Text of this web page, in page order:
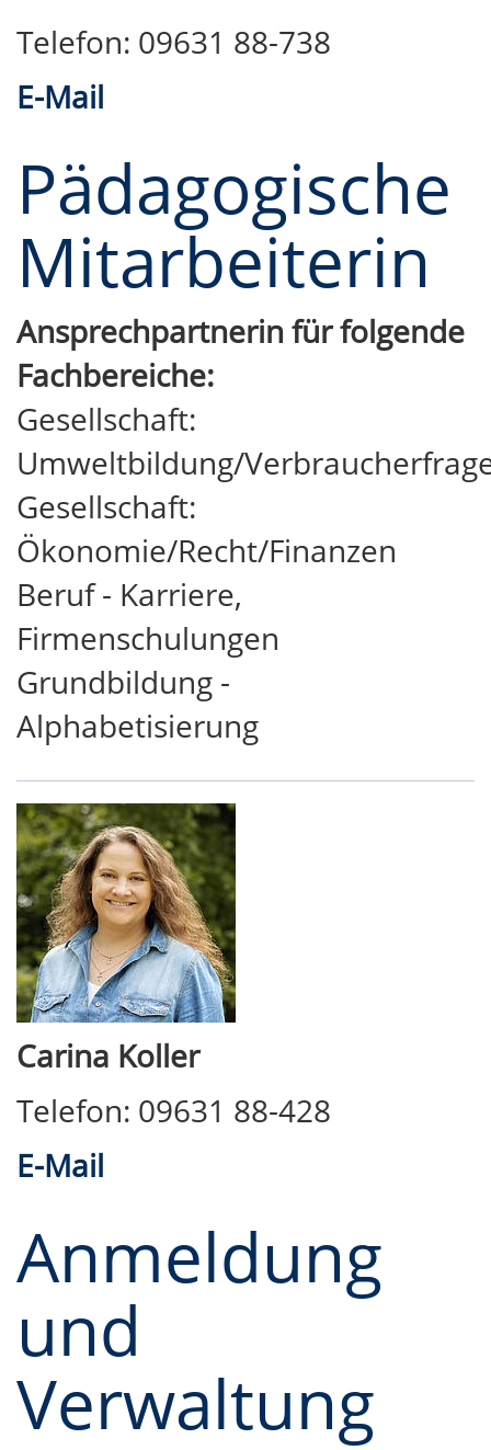
Telefon: 09631 88-738
E-Mail
Pädagogische
Mitarbeiterin
Ansprechpartnerin für folgende
Fachbereiche:
Gesellschaft:
Umweltbildung/
Gesellschaft:
Ökonomie/Recht/Finanzen
Beruf - Karriere,
Firmenschulungen
Grundbildung -
Alphabetisierung
Carina Koller
Telefon: 09631 88-428
E-Mail
Anmeldung
und
Verwaltung